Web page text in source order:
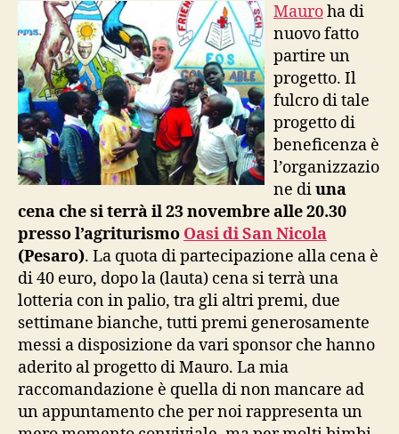
Mauroha di
nuovo fatto
partire un
progetto. Il
fulcro di tale
progetto di
beneficenza è
l’organizzazio
ne diuna
cena che si terrà il 23 novembre alle 20.30
presso l’agriturismo Oasi di San Nicola
(Pesaro). La quota di partecipazione alla cena è
di 40 euro, dopo la (lauta) cena si terrà una
lotteria con in palio, tra gli altri premi, due
settimane bianche, tutti premi generosamente
messi a disposizione da vari sponsor che hanno
aderito al progetto di Mauro. La mia
raccomandazione è quella di non mancare ad
un appuntamento che per noi rappresenta un